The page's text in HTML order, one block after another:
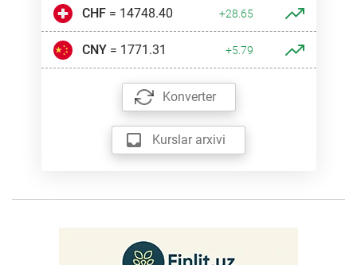
CHF= 14748.40 +28.65
CNY= 1771.31 +5.79
Konverter
Kurslar arxivi